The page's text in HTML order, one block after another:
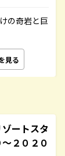
の奇岩と巨
見る
ートスタ
２０２０